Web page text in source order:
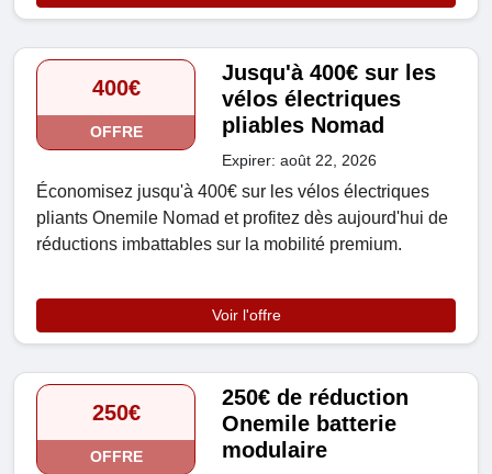
400€
OFFRE
Jusqu'à 400€ sur les
vélos électriques
pliables Nomad
Expirer: août 22, 2026
Économisez jusqu'à 400€ sur les vélos électriques
pliants Onemile Nomad et profitez dès aujourd'hui de
réductions imbattables sur la mobilité premium.
Voir l'offre
250€
OFFRE
250€ de réduction
Onemile batterie
modulaire